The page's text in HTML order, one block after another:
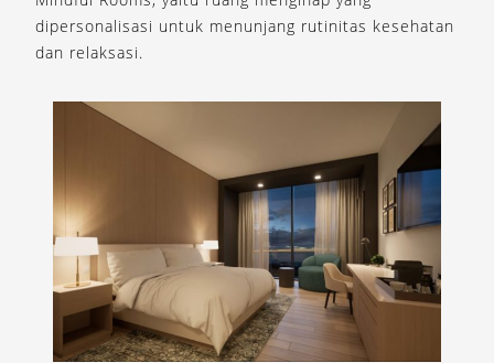
dipersonalisasi untuk menunjang rutinitas kesehatan
dan relaksasi.